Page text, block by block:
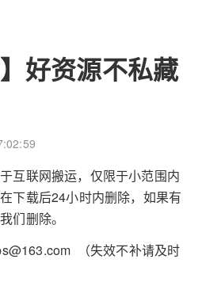
好资源不私藏
互联网搬运，仅限于小范围内
下载后24小时内删除，如果有
们删除。
（失效不补请及时